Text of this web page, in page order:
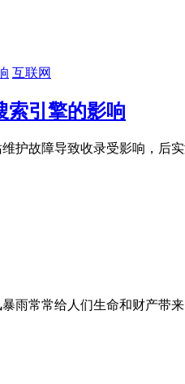
互联网
索引擎的影响
护故障导致收录受影响，
雨常常给人们生命和财产